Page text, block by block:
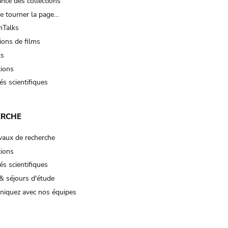
tourner la page…
de films
scientifiques
de recherche
scientifiques
séjours d'étude
avec nos équipes